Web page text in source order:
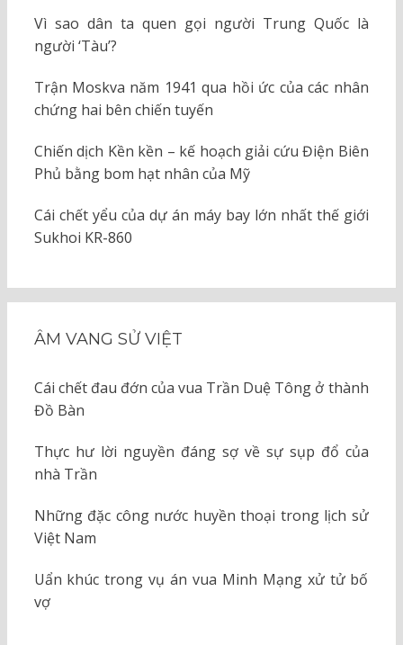
Vì sao dân ta quen gọi người Trung Quốc là
người ‘Tàu’?
Trận Moskva năm 1941 qua hồi ức của các nhân
chứng hai bên chiến tuyến
Chiến dịch Kền kền – kế hoạch giải cứu Điện Biên
Phủ bằng bom hạt nhân của Mỹ
Cái chết yểu của dự án máy bay lớn nhất thế giới
Sukhoi KR-860
ÂM VANG SỬ VIỆT
Cái chết đau đớn của vua Trần Duệ Tông ở thành
Đồ Bàn
Thực hư lời nguyền đáng sợ về sự sụp đổ của
nhà Trần
Những đặc công nước huyền thoại trong lịch sử
Việt Nam
Uẩn khúc trong vụ án vua Minh Mạng xử tử bố
vợ